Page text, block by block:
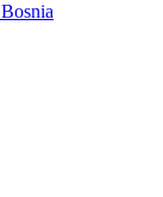
Bosnia